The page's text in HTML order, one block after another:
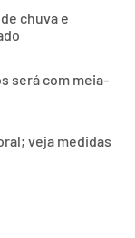
chuva e
será com meia-
veja medidas